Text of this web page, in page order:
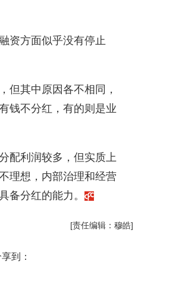
资方面似乎没有停止
但其中原因各不相同，
钱不分红，有的则是业
配利润较多，但实质上
理想，内部治理和经营
备分红的能力。
[责任编辑：穆皓]
到：